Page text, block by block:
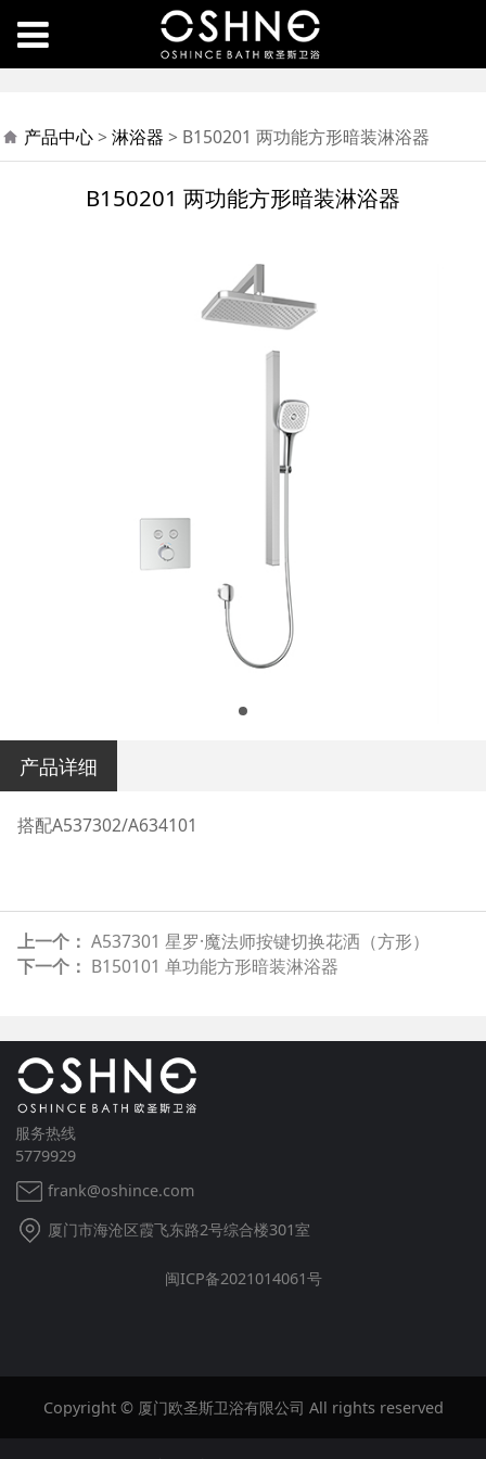
B150201 两功能方形暗
装淋浴器
产品中心> 淋浴器 > B150201 两功能方形暗装淋浴器
B150201 两功能方形暗装淋浴器
产品详细
搭配A537302/A634101
上一个： A537301 星罗·魔法师按键切换花洒（方形）
下一个： B150101 单功能方形暗装淋浴器
服务热线
5779929
frank@oshince.com
厦门市海沧区霞飞东路2号综合楼301室
闽ICP备2021014061号
Copyright © 厦门欧圣斯卫浴有限公司 All rights reserved